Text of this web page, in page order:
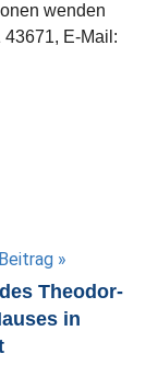
wenden
43671, E-Mail:
Theodor-
in